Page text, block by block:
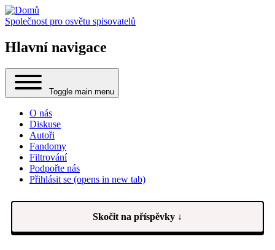
Společnost pro osvětu spisovatelů
Hlavní navigace
Toggle main menu
O nás
Diskuse
Autoři
Fandomy
Filtrování
Podpořte nás
Přihlásit se (opens in new tab)
Skočit na příspěvky ↓